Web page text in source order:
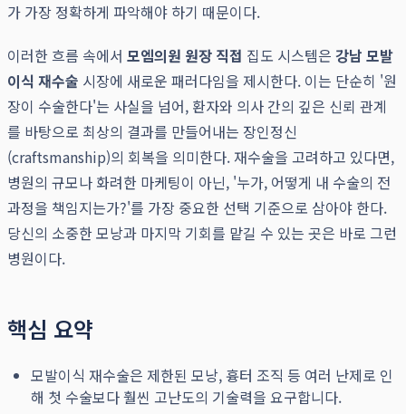
가 가장 정확하게 파악해야 하기 때문이다.
이러한 흐름 속에서 모엠의원 원장 직접 집도 시스템은 강남 모발
이식 재수술 시장에 새로운 패러다임을 제시한다. 이는 단순히 '원
장이 수술한다'는 사실을 넘어, 환자와 의사 간의 깊은 신뢰 관계
를 바탕으로 최상의 결과를 만들어내는 장인정신
(craftsmanship)의 회복을 의미한다. 재수술을 고려하고 있다면,
병원의 규모나 화려한 마케팅이 아닌, '누가, 어떻게 내 수술의 전
과정을 책임지는가?'를 가장 중요한 선택 기준으로 삼아야 한다.
당신의 소중한 모낭과 마지막 기회를 맡길 수 있는 곳은 바로 그런
병원이다.
핵심 요약
모발이식 재수술은 제한된 모낭, 흉터 조직 등 여러 난제로 인
해 첫 수술보다 훨씬 고난도의 기술력을 요구합니다.